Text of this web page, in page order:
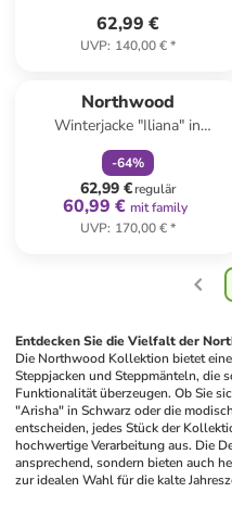
62,99 €
UVP: 140,00 €*
Northwood
Winterjacke "Iliana" in
Dunkelblau
-64%
62,99 €regulär
60,99 € mit family
UVP: 170,00 €*
Entdecken Sie die Vielfalt der
Die Northwood Kollektion bietet
Steppjacken und Steppmänteln, die
Funktionalität überzeugen. Ob Sie
"Arisha" in Schwarz oder die
entscheiden, jedes Stück der
hochwertige Verarbeitung aus. Die
ansprechend, sondern bieten auch
zur idealen Wahl für die kalte